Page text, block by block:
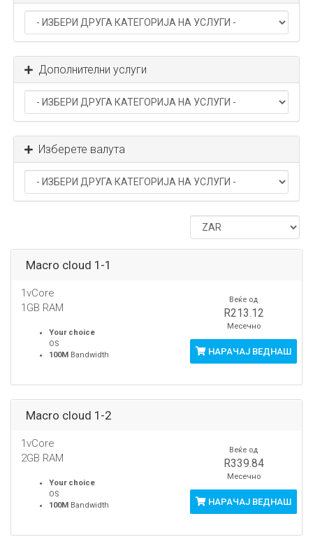
Дополнителни услуги
Изберете валута
Macro cloud 1-1
1vCore
1GB RAM
Your choice
OS
100M Bandwidth
Веќе од
R213.12
Месечно
НАРАЧАЈ ВЕДНАШ
Macro cloud 1-2
1vCore
2GB RAM
Your choice
OS
100M Bandwidth
Веќе од
R339.84
Месечно
НАРАЧАЈ ВЕДНАШ